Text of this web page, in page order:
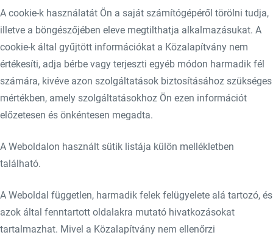
A cookie-k használatát Ön a saját számítógépéről törölni tudja,
illetve a böngészőjében eleve megtilthatja alkalmazásukat. A
cookie-k által gyűjtött információkat a Közalapítvány nem
értékesíti, adja bérbe vagy terjeszti egyéb módon harmadik fél
számára, kivéve azon szolgáltatások biztosításához szükséges
mértékben, amely szolgáltatásokhoz Ön ezen információt
előzetesen és önkéntesen megadta.
A Weboldalon használt sütik listája külön mellékletben
található.
A Weboldal független, harmadik felek felügyelete alá tartozó, és
azok által fenntartott oldalakra mutató hivatkozásokat
tartalmazhat. Mivel a Közalapítvány nem ellenőrzi